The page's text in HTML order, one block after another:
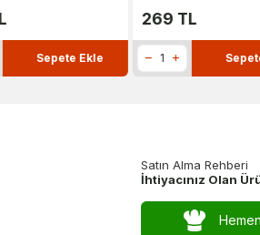
Sepete Ekle
269 TL
Satın Alma Rehberi
İhtiyacınız Olan